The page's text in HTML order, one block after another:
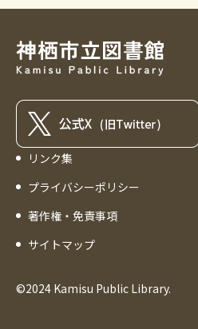
リンク集
プライバシーポリシー
著作権・免責事項
サイトマップ
©2024 Kamisu Public Library.